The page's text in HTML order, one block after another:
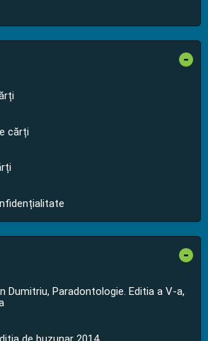
-
cărți
-
Dumitriu, Paradontologie. Editia a V-a,